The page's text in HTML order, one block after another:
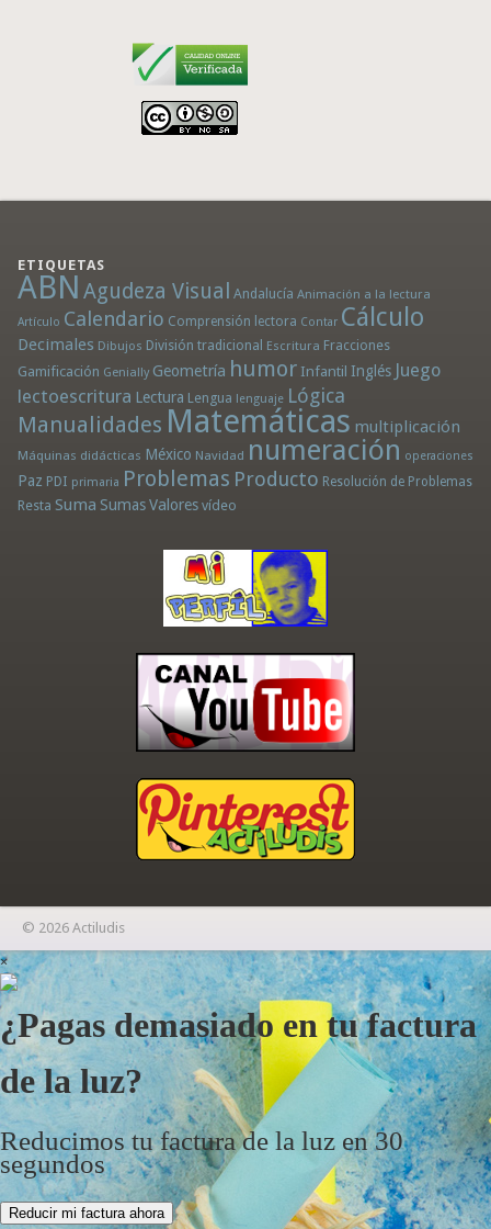
ETIQUETAS
ABN Agudeza Visual Andalucía Animación a la lectura
Artículo Calendario Comprensión lectora Contar Cálculo
Decimales Dibujos División tradicional Escritura Fracciones
Gamificación Genially Geometría humor Infantil Inglés Juego
lectoescritura Lectura Lengua lenguaje Lógica
Manualidades Matemáticas multiplicación
Máquinas didácticas México Navidad numeración operaciones
Paz PDI primaria Problemas Producto Resolución de Problemas
Resta Suma Sumas Valores vídeo
© 2026 Actiludis
×
¿Pagas demasiado en tu factura
de la luz?
Reducimos tu factura de la luz en 30
segundos
Reducir mi factura ahora